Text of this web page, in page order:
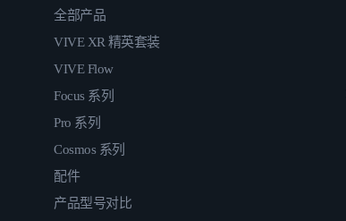
全部产品
VIVE XR 精英套装
VIVE Flow
Focus 系列
Pro 系列
Cosmos 系列
配件
产品型号对比